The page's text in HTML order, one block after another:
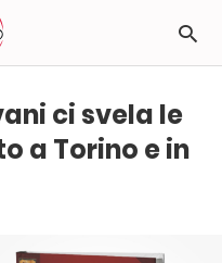
ci svela le
a Torino e in